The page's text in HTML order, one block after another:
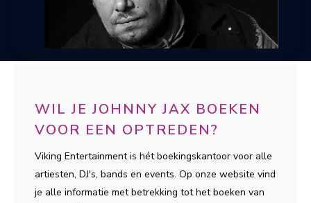
WIL JE JOHNNY JAX BOEKEN
VOOR EEN OPTREDEN?
Viking Entertainment is hét boekingskantoor voor alle
artiesten, DJ's, bands en events. Op onze website vind
je alle informatie met betrekking tot het boeken van